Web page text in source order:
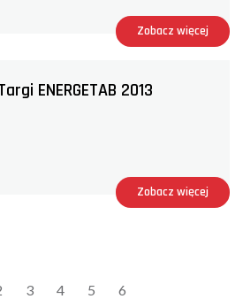
Zobacz więcej
ENERGETAB 2013
Zobacz więcej
3 4 5 6